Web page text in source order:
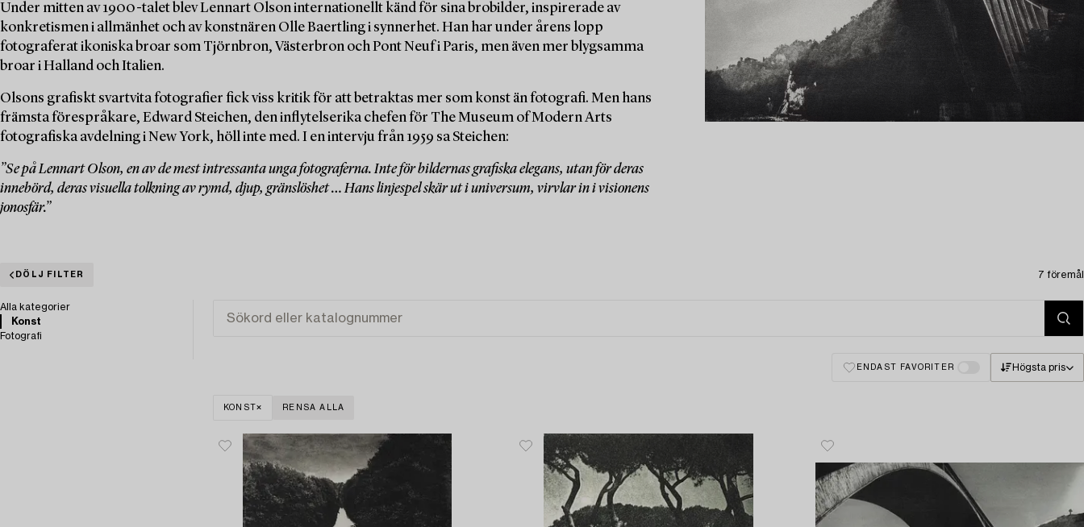
Under mitten av 1900-talet blev Lennart Olson internationellt känd för sina brobilder, inspirerade av
konkretismen i allmänhet och av konstnären Olle Baertling i synnerhet. Han har under årens lopp
fotograferat ikoniska broar som Tjörnbron, Västerbron och Pont Neuf i Paris, men även mer blygsamma
broar i Halland och Italien.
Olsons grafiskt svartvita fotografier fick viss kritik för att betraktas mer som konst än fotografi. Men hans
främsta förespråkare, Edward Steichen, den inflytelserika chefen för The Museum of Modern Arts
fotografiska avdelning i New York, höll inte med. I en intervju från 1959 sa Steichen:
”Se på Lennart Olson, en av de mest intressanta unga fotograferna. Inte för bildernas grafiska elegans, utan för deras
innebörd, deras visuella tolkning av rymd, djup, gränslöshet … Hans linjespel skär ut i universum, virvlar in i visionens
jonosfär.”
DÖLJ FILTER 7 föremål
Alla kategorier
Konst
Fotografi
ENDAST FAVORITER Högsta pris
KONST RENSA ALLA